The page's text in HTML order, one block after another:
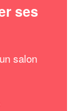
ses
salon